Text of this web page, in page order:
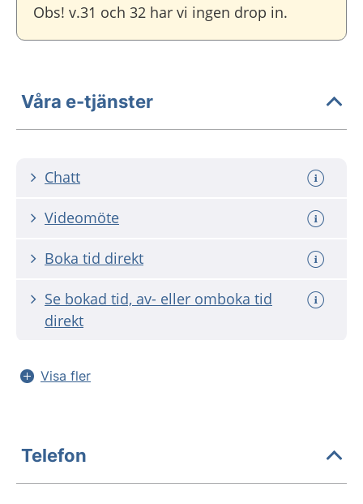
Obs! v.31 och 32 har vi ingen drop in.
Våra e-tjänster
Chatt
Videomöte
Boka tid direkt
Se bokad tid, av- eller omboka tid
direkt
Visa fler
Telefon